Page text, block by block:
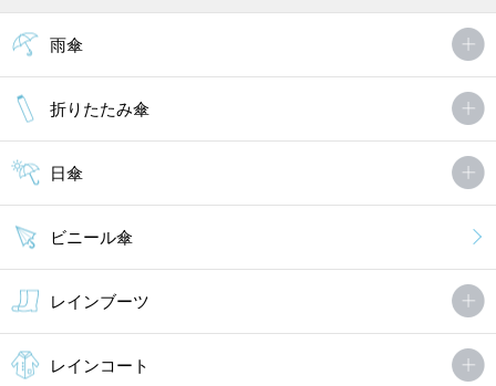
雨傘
折りたたみ傘
日傘
ビニール傘
レインブーツ
レインコート